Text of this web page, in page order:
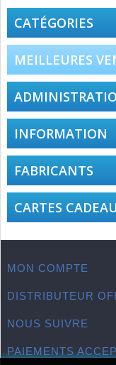
2016
parfait
T.
on
1
Jul
2016
CATÉGORIES
MEILLEURES
INFORMATION
FABRICANTS
CARTES
MON COMPTE
DISTRIBUTEUR
NOUS SUIVRE
PAIEMENTS